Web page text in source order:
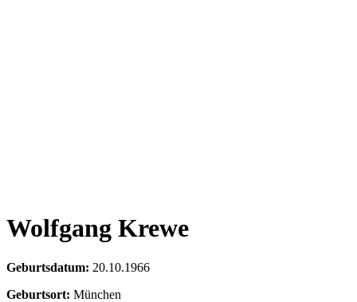
Wolfgang Krewe
Geburtsdatum: 20.10.1966
Geburtsort: München